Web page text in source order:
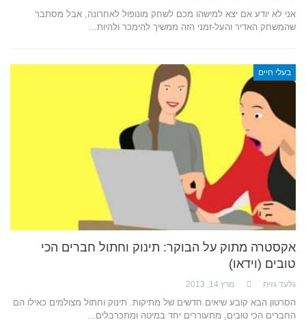
אני לא יודע אם יצא למישהו מכם לשחק מונופול לאחרונה, אבל מסתבר
שהמשחק האדיר והעל-זמני הזה ממשיך להימכר ולהיות…
בעלי חיים
אקסטרה מתוק על הבוקר: תינוק וחתול חברים הכי
טובים (וידאו)
גלעד גזית מרץ 14, 2013
הסרטון הבא קובע שיאים חדשים של מתיקות. תינוק וחתול מצולמים כאילו הם
החברים הכי טובים, מתעוררים יחד במיטה ומתכרבלים…